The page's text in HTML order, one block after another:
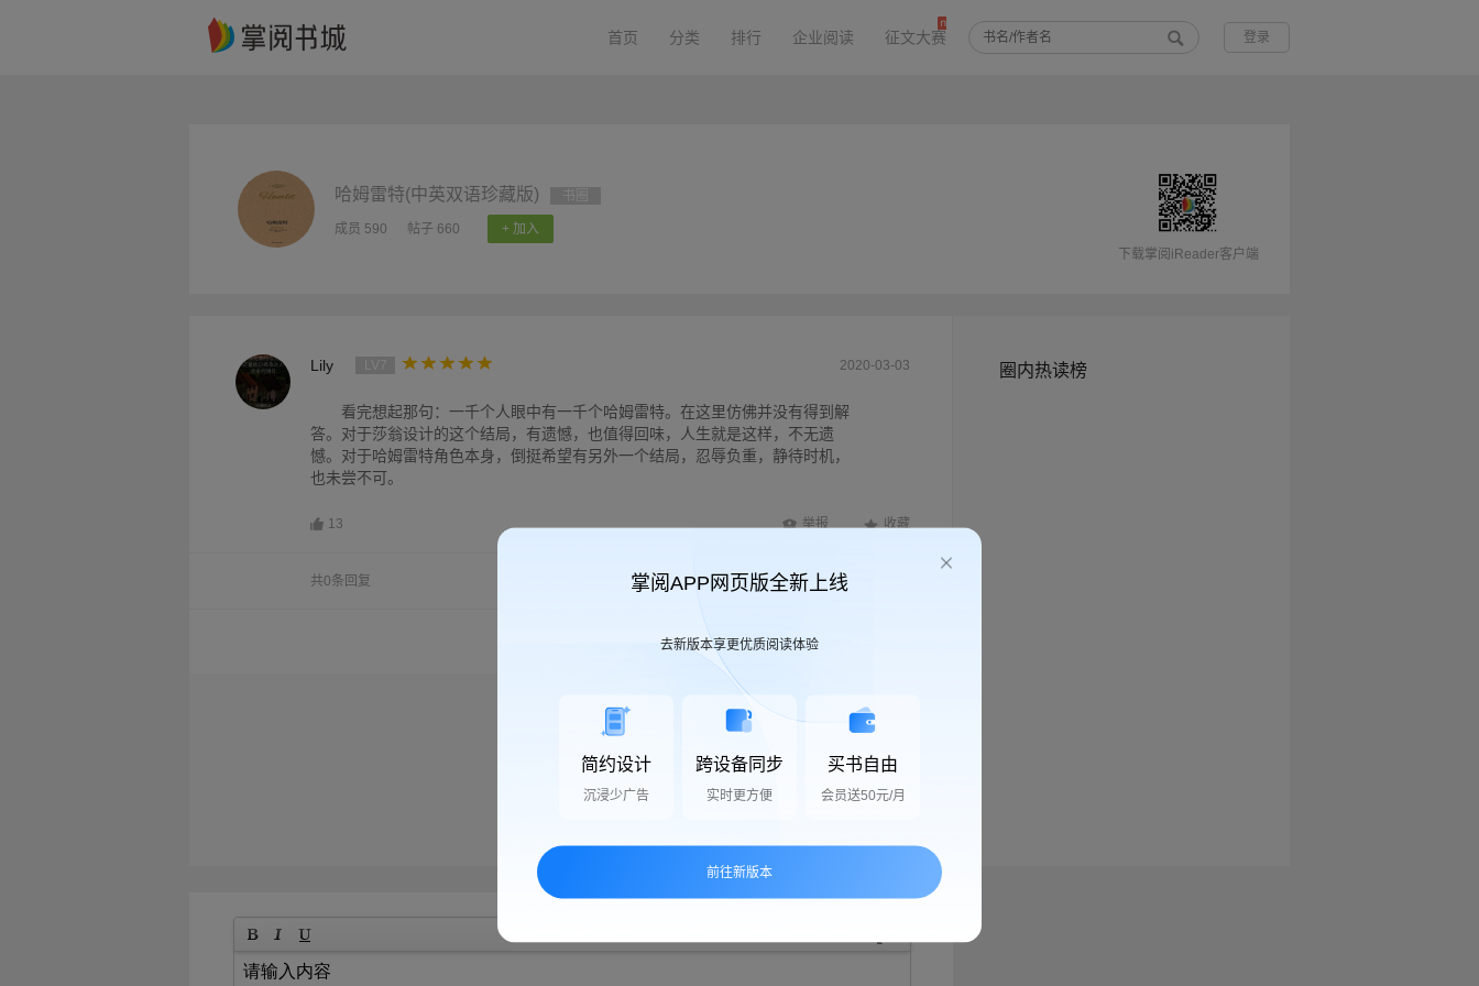
首页 分类 排行 企业阅读 征文大赛 登录
哈姆雷特(中英双语珍藏版)
成员 590 帖子 660
+ 加入
下载掌阅iReader客户端
Lily 2020-03-03
看完想起那句：一千个人眼中有一千个哈姆雷特。在这里仿佛并没有得到解
答。对于莎翁设计的这个结局，有遗憾，也值得回味，人生就是这样，不无遗
憾。对于哈姆雷特角色本身，倒挺希望有另外一个结局，忍辱负重，静待时机，
也未尝不可。
13 举报 收藏
共0条回复 按时间顺序 全部帖子
圈内热读榜
掌阅APP网页版全新上线
去新版本享更优质阅读体验
简约设计
沉浸少广告
跨设备同步
实时更方便
买书自由
会员送50元/月
前往新版本